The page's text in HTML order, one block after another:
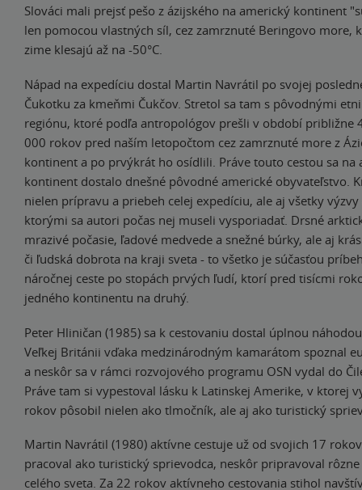
Slováci mali prejsť pešo z ázijského na americký kontinent
len pomocou vlastných síl, cez zamrznuté Beringovo more,
zime klesajú až na -50°C.
Nápad na expedíciu dostal Martin Navrátil po svojej
Čukotku za kmeňmi Čukčov. Stretol sa tam s pôvodnými
regiónu, ktoré podľa antropológov prešli v období približne
000 rokov pred naším letopočtom cez zamrznuté more z
kontinent a po prvýkrát ho osídlili. Práve touto cestou sa na
kontinent dostalo dnešné pôvodné americké obyvateľstvo.
nielen prípravu a priebeh celej expedíciu, ale aj všetky
ktorými sa autori počas nej museli vysporiadať. Drsné
mrazivé počasie, ľadové medvede a snežné búrky, ale aj
či ľudská dobrota na kraji sveta - to všetko je súčasťou
náročnej ceste po stopách prvých ľudí, ktorí pred tisícmi
jedného kontinentu na druhý.
Peter Hliničan (1985) sa k cestovaniu dostal úplnou
Veľkej Británii vďaka medzinárodným kamarátom spoznal
a neskôr sa v rámci rozvojového programu OSN vydal do
Práve tam si vypestoval lásku k Latinskej Amerike, v ktorej
rokov pôsobil nielen ako tlmočník, ale aj ako turistický
Martin Navrátil (1980) aktívne cestuje už od svojich 17
pracoval ako turistický sprievodca, neskôr pripravoval
celého sveta. Za 22 rokov aktívneho cestovania stihol